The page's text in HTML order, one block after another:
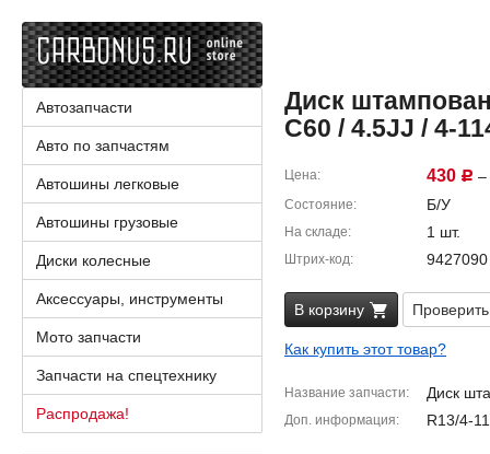
Диск
C60 / 4.5JJ / 4-
Цена 430 Р –
Состояние Б/У
На складе 1 шт.
Штрих-код 9427090
В корзину
Как купить этот товар?
Название запчасти Диск
Доп. информация R13/4-
Автозапчасти
Авто по запчастям
Автошины легковые
Автошины грузовые
Диски колесные
Аксессуары, инструменты
Мото запчасти
Запчасти на спецтехнику
Распродажа!